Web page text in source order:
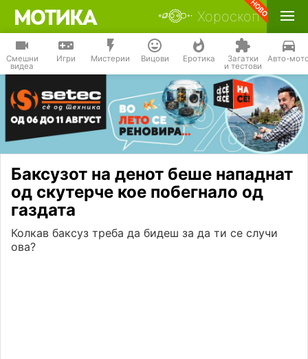
Хороскоп
Смешни
видеа
Игри Мистерии Вицови Еротика Загатки
и тестови
Авто-
Баксузот на денот беше нападнат
од скутерче кое побегнало од
газдата
Колкав баксуз треба да бидеш за да ти се случи
ова?